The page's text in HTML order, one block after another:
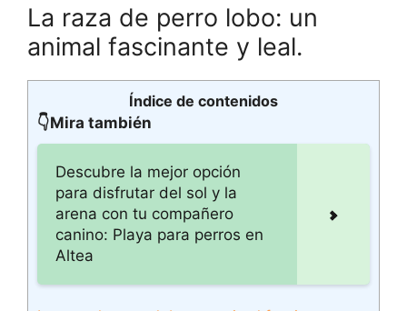
La raza de perro lobo: un
animal fascinante y leal.
Índice de contenidos
👇Mira también
Descubre la mejor opción
para disfrutar del sol y la
arena con tu compañero
canino: Playa para perros en
Altea